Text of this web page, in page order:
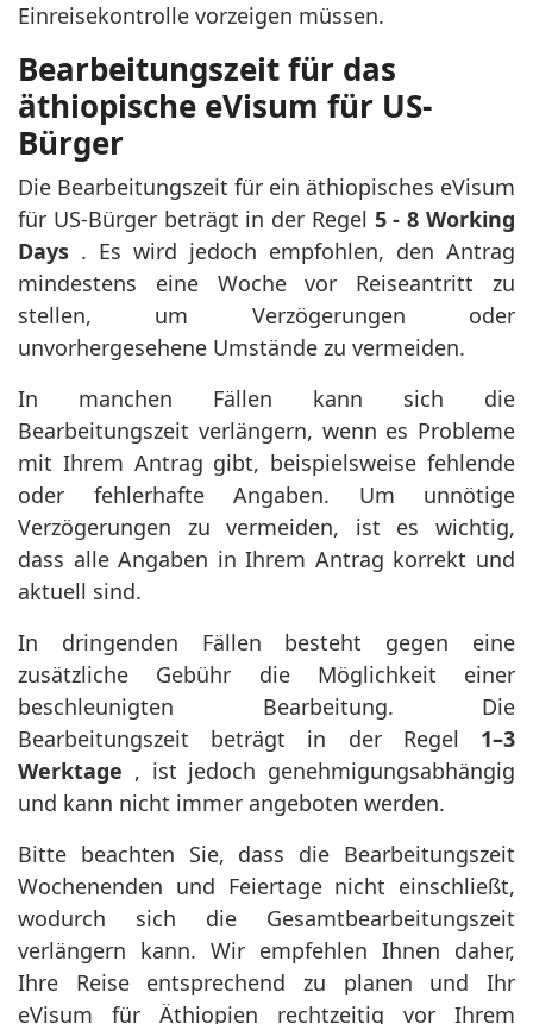
Einreisekontrolle vorzeigen müssen.
Bearbeitungszeit für das
äthiopische eVisum für US-
Bürger
Die Bearbeitungszeit für ein äthiopisches eVisum
für US-Bürger beträgt in der Regel 5 - 8 Working
Days . Es wird jedoch empfohlen, den Antrag
mindestens eine Woche vor Reiseantritt zu
stellen, um Verzögerungen oder
unvorhergesehene Umstände zu vermeiden.
In manchen Fällen kann sich die
Bearbeitungszeit verlängern, wenn es Probleme
mit Ihrem Antrag gibt, beispielsweise fehlende
oder fehlerhafte Angaben. Um unnötige
Verzögerungen zu vermeiden, ist es wichtig,
dass alle Angaben in Ihrem Antrag korrekt und
aktuell sind.
In dringenden Fällen besteht gegen eine
zusätzliche Gebühr die Möglichkeit einer
beschleunigten Bearbeitung. Die
Bearbeitungszeit beträgt in der Regel 1–3
Werktage , ist jedoch genehmigungsabhängig
und kann nicht immer angeboten werden.
Bitte beachten Sie, dass die Bearbeitungszeit
Wochenenden und Feiertage nicht einschließt,
wodurch sich die Gesamtbearbeitungszeit
verlängern kann. Wir empfehlen Ihnen daher,
Ihre Reise entsprechend zu planen und Ihr
eVisum für Äthiopien rechtzeitig vor Ihrem